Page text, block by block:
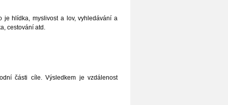
je hlídka, myslivost a lov, vyhledávání a
cestování atd.
části cíle. Výsledkem je vzdálenost